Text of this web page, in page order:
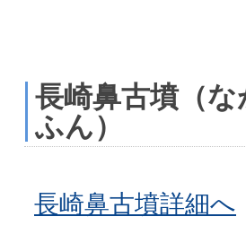
長崎鼻古墳（
ふん）
長崎鼻古墳詳細へ